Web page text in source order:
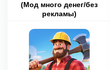
(Мод много денег/без
рекламы)